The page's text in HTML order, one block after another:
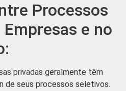
Processos
e no
privadas geralmente têm
de seus processos seletivos.